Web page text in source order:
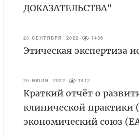
ДОКАЗАТЕЛЬСТВА"
23 СЕНТЯБРЯ 2022 1436
Этическая экспертиза
20 ИЮЛЯ 2022 1912
Краткий отчёт о
клинической практики
экономический союз